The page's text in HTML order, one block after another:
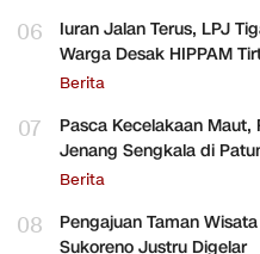
06
Iuran Jalan Terus, LPJ
Warga Desak HIPPAM
Berita
07
Pasca Kecelakaan Maut,
Jenang Sengkala di
Berita
08
Pengajuan Taman
Sukoreno Justru Digelar